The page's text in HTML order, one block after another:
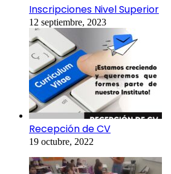
Inscripciones Nivel Superior
12 septiembre, 2023
Recepción de CV
19 octubre, 2022